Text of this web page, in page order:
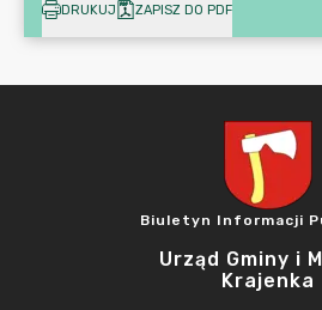
DRUKUJ ZAPISZ DO PDF
Biuletyn Informacji
Urząd Gminy i
Krajenka